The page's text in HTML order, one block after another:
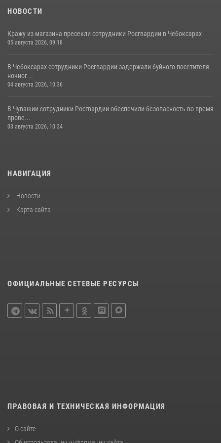
НОВОСТИ
Кражу из магазина пресекли сотрудники Росгвардии в Чебоксарах
05 августа 2026, 09:18
В Чебоксарах сотрудники Росгвардии задержали буйного посетителя
ночног...
04 августа 2026, 10:36
В Чувашии сотрудники Росгвардии обеспечили безопасность во время
прове...
03 августа 2026, 10:34
НАВИГАЦИЯ
Новости
Карта сайта
ОФИЦИАЛЬНЫЕ СЕТЕВЫЕ РЕСУРСЫ
ПРАВОВАЯ И ТЕХНИЧЕСКАЯ ИНФОРМАЦИЯ
О сайте